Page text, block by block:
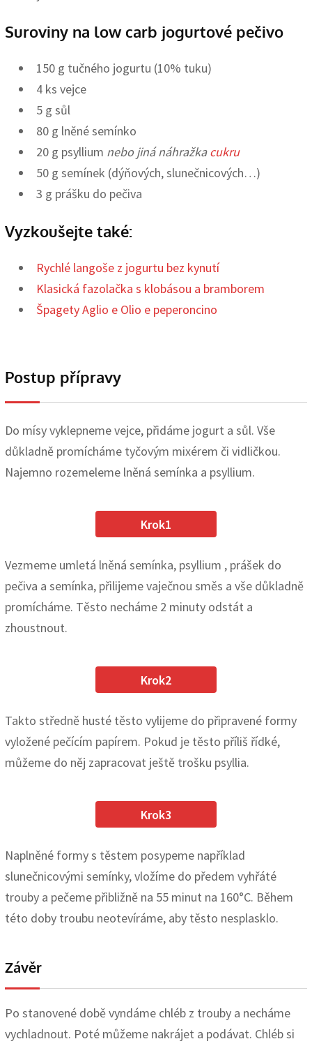
Suroviny na low carb jogurtové pečivo
150 g tučného jogurtu (10% tuku)
4 ks vejce
5 g sůl
80 g lněné semínko
20 g psyllium nebo jiná náhražkacukru
50 g semínek (dýňových, slunečnicových…)
3 g prášku do pečiva
Vyzkoušejte také:
Rychlé langoše z jogurtu bez kynutí
Klasická fazolačka s klobásou a bramborem
Špagety Aglio e Olio e peperoncino
Postup přípravy
Do mísy vyklepneme vejce, přidáme jogurt a sůl. Vše
důkladně promícháme tyčovým mixérem či vidličkou.
Najemno rozemeleme lněná semínka a psyllium.
Krok1
Vezmeme umletá lněná semínka, psyllium , prášek do
pečiva a semínka, přilijeme vaječnou směs a vše důkladně
promícháme. Těsto necháme 2 minuty odstát a
zhoustnout.
Krok2
Takto středně husté těsto vylijeme do připravené formy
vyložené pečícím papírem. Pokud je těsto příliš řídké,
můžeme do něj zapracovat ještě trošku psyllia.
Krok3
Naplněné formy s těstem posypeme například
slunečnicovými semínky, vložíme do předem vyhřáté
trouby a pečeme přibližně na 55 minut na 160°C. Během
této doby troubu neotevíráme, aby těsto nesplasklo.
Závěr
Po stanovené době vyndáme chléb z trouby a necháme
vychladnout. Poté můžeme nakrájet a podávat. Chléb si